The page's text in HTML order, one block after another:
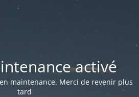
activé
maintenance. Merci de revenir plus
tard